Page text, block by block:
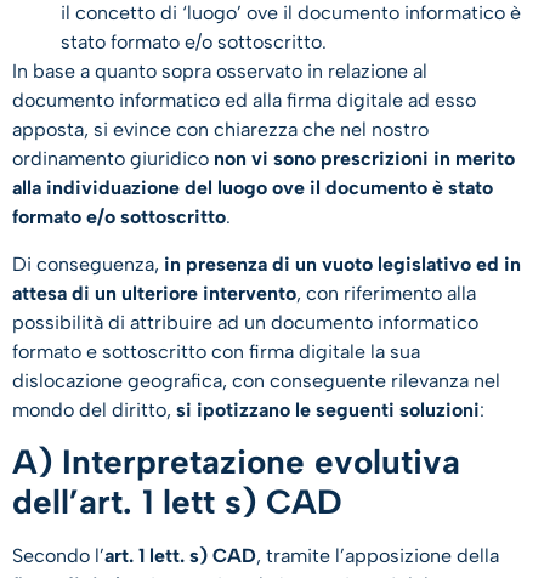
il concetto di ‘luogo’ ove il documento informatico è
stato formato e/o sottoscritto.
In base a quanto sopra osservato in relazione al
documento informatico ed alla firma digitale ad esso
apposta, si evince con chiarezza che nel nostro
ordinamento giuridico non vi sono prescrizioni in merito
alla individuazione del luogo ove il documento è stato
formato e/o sottoscritto.
Di conseguenza, in presenza di un vuoto legislativo ed in
attesa di un ulteriore intervento, con riferimento alla
possibilità di attribuire ad un documento informatico
formato e sottoscritto con firma digitale la sua
dislocazione geografica, con conseguente rilevanza nel
mondo del diritto, si ipotizzano le seguenti soluzioni:
A) Interpretazione evolutiva
dell’art. 1 lett s) CAD
Secondo l’art. 1 lett. s) CAD, tramite l’apposizione della